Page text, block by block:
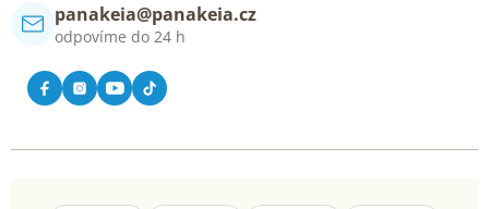
panakeia@panakeia.cz
odpovíme do 24 h